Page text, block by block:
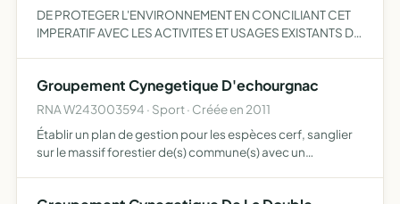
DE PROTEGER L'ENVIRONNEMENT EN CONCILIANT CET
IMPERATIF AVEC LES ACTIVITES ET USAGES EXISTANTS DE
DANS LE RESPECT DES PROPRIET…
Groupement Cynegetique D'echourgnac
RNA W243003594 · Sport · Créée en 2011
Établir un plan de gestion pour les espèces cerf, sanglier
sur le massif forestier de(s) commune(s) avec un